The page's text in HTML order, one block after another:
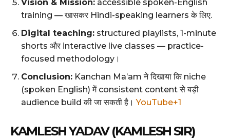
Vision & Mission: accessible spoken-English
training — खासकर Hindi-speaking learners के लिए.
Digital teaching: structured playlists, 1-minute
shorts और interactive live classes — practice-
focused methodology।
Conclusion: Kanchan Ma’am ने दिखाया कि niche
(spoken English) में consistent content से बड़ी
audience build की जा सकती है। YouTube+1
KAMLESH YADAV (KAMLESH SIR)